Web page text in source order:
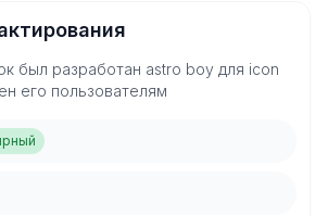
был разработан astro boy для icon
его пользователям